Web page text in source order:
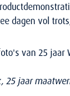
dagen vol
van 25 jaar
25 jaar